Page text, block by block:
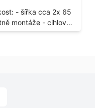
demontáž
bez zárubní